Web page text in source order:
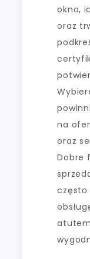
okna,
oraz
na
oraz
Dobre
często